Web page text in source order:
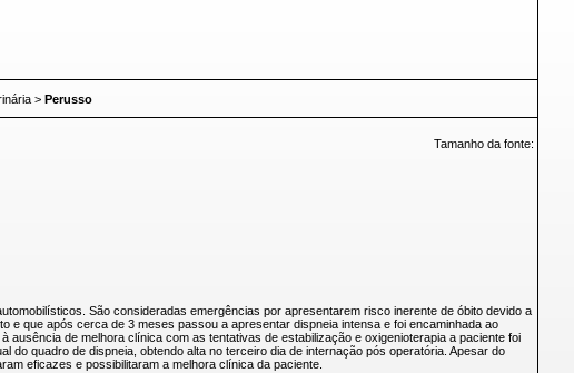
> Perusso
Tamanho da fonte:
São consideradas emergências por apresentarem risco inerente de óbito devido a
e que após cerca de 3 meses passou a apresentar dispneia intensa e foi encaminhada ao
de melhora clínica com as tentativas de estabilização e oxigenioterapia a paciente foi
quadro de dispneia, obtendo alta no terceiro dia de internação pós operatória. Apesar do
eficazes e possibilitaram a melhora clínica da paciente.